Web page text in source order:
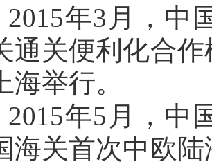
2015年3月，中
通关便利化合
海举行。
2015年5月，中
海关首次中欧